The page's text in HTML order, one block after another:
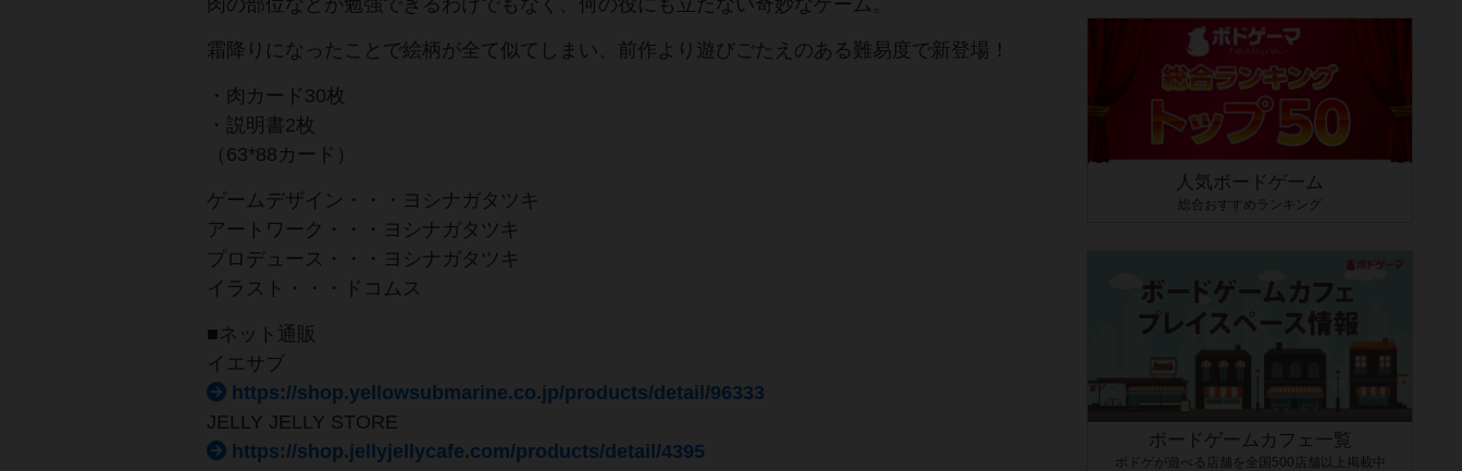
肉の部位などが勉強できるわけでもなく、何の役にも立たない奇妙なゲーム。
霜降りになったことで絵柄が全て似てしまい、前作より遊びごたえのある難易度で新登場！
・肉カード30枚
・説明書2枚
（63*88カード）
ゲームデザイン・・・ヨシナガタツキ
アートワーク・・・ヨシナガタツキ
プロデュース・・・ヨシナガタツキ
イラスト・・・ドコムス
■ネット通販
イエサブ
https://shop.yellowsubmarine.co.jp/products/detail/96333
JELLY JELLY STORE
https://shop.jellyjellycafe.com/products/detail/4395
人気ボードゲーム
総合おすすめランキング
ボードゲームカフェ一覧
ボドゲが遊べる店舗を全国500店舗以上掲載中